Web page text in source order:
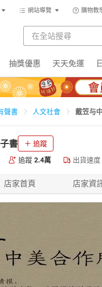
網站導覽 購物教
抽獎優惠 天天免運
聲書 人文社會 戴笠与
書 追蹤
追蹤 2.4萬 出貨速度
店家首頁 店家資